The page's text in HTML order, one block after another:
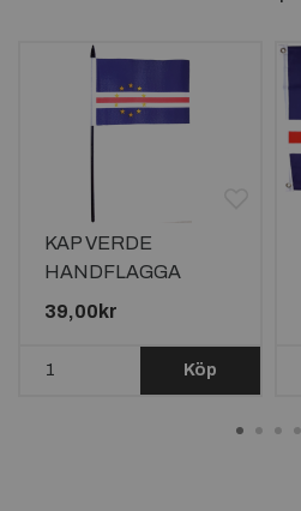
KAP VERDE
HANDFLAGGA
15X10CM
39,00kr
Köp